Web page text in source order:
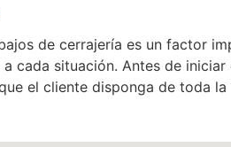
de cerrajería es un factor
cada situación. Antes de
el cliente disponga de toda